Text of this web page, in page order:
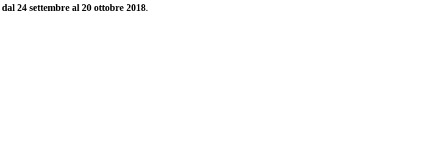
dal 24 settembre al 20 ottobre 2018.